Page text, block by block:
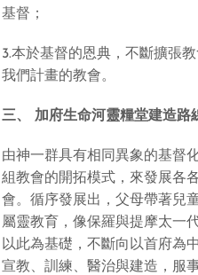
基督；
3.本於基督的恩典，不斷擴張
我們計畫的教會。
三、 加府生命河靈糧堂建造路
由神一群具有相同異象的基督
組教會的開拓模式，來發展各
會。循序發展出，父母帶著兒
屬靈教育，像保羅與提摩太一
以此為基礎，不斷向以首府為
宣教、訓練、醫治與建造，服